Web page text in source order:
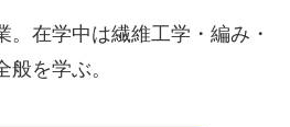
。在学中は繊維工学・編み・
を学ぶ。